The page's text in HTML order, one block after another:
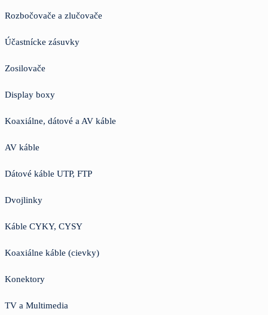
Rozbočovače a zlučovače
Účastnícke zásuvky
Zosilovače
Display boxy
Koaxiálne, dátové a AV káble
AV káble
Dátové káble UTP, FTP
Dvojlinky
Káble CYKY, CYSY
Koaxiálne káble (cievky)
Konektory
TV a Multimedia